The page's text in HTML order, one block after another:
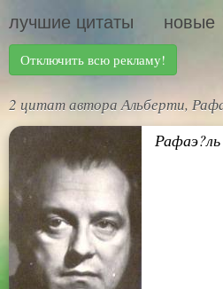
лучшие цитаты новые
Отключить всю рекламу!
2 цитат автора Альберти,